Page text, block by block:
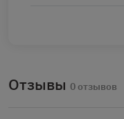
Отзывы 0 отзывов